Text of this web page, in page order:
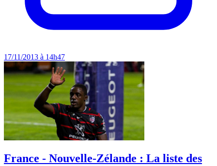
17/11/2013 à 14h47
France - Nouvelle-Zélande : La liste des